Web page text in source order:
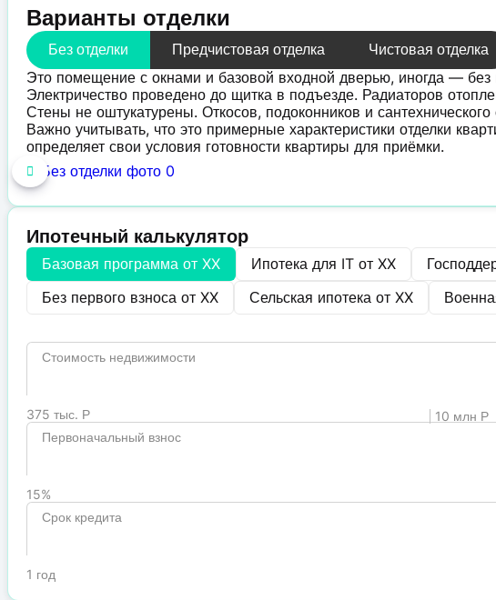
Варианты отделки
Без отделки Предчистовая отделка Чистовая отделка
Это помещение с окнами и базовой входной дверью, иногда — без
Электричество проведено до щитка в подъезде. Радиаторов
Стены не оштукатурены. Откосов, подоконников и сантехнического
Важно учитывать, что это примерные характеристики отделки
определяет свои условия готовности квартиры для приёмки.
Ипотечный калькулятор
Базовая программа от XX Ипотека для IT от XX
Без первого взноса от XX Сельская ипотека от XX
Стоимость недвижимости
375 тыс. Р 10 млн Р
Первоначальный взнос
15%
Срок кредита
1 год